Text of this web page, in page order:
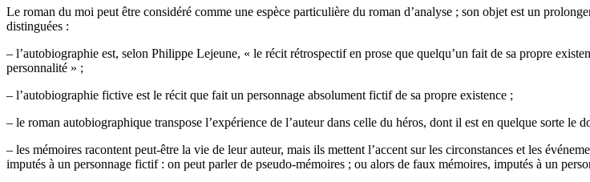
Le roman du moi peut être considéré comme une espèce particulière du roman d’analyse ; son objet est un
distinguées :
– l’autobiographie est, selon Philippe Lejeune, « le récit rétrospectif en prose que quelqu’un fait de sa propre
personnalité » ;
– l’autobiographie fictive est le récit que fait un personnage absolument fictif de sa propre existence ;
– le roman autobiographique transpose l’expérience de l’auteur dans celle du héros, dont il est en quelque sorte
– les mémoires racontent peut-être la vie de leur auteur, mais ils mettent l’accent sur les circonstances et les
imputés à un personnage fictif : on peut parler de pseudo-mémoires ; ou alors de faux mémoires, imputés à un